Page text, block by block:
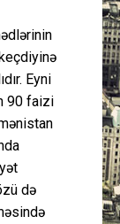
Eyni
90 faizi
də